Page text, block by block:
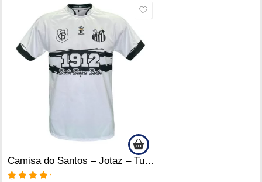
Camisa do Santos – Jotaz – Tubarão | Poseidon D’ Quebrada